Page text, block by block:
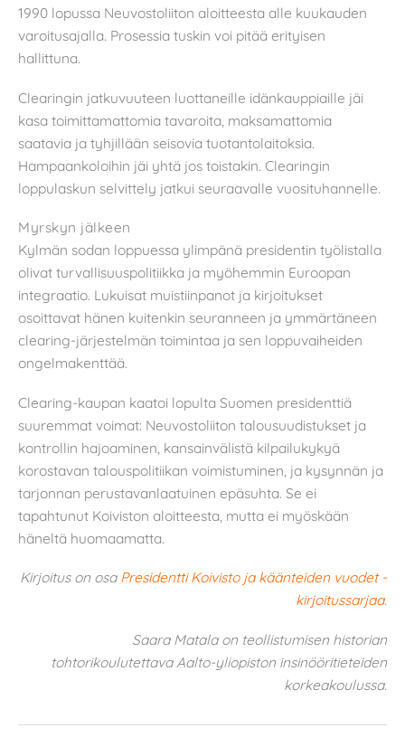
1990 lopussa Neuvostoliiton aloitteesta alle kuukauden
varoitusajalla. Prosessia tuskin voi pitää erityisen
hallittuna.
Clearingin jatkuvuuteen luottaneille idänkauppiaille jäi
kasa toimittamattomia tavaroita, maksamattomia
saatavia ja tyhjillään seisovia tuotantolaitoksia.
Hampaankoloihin jäi yhtä jos toistakin. Clearingin
loppulaskun selvittely jatkui seuraavalle vuosituhannelle.
Myrskyn jälkeen
Kylmän sodan loppuessa ylimpänä presidentin työlistalla
olivat turvallisuuspolitiikka ja myöhemmin Euroopan
integraatio. Lukuisat muistiinpanot ja kirjoitukset
osoittavat hänen kuitenkin seuranneen ja ymmärtäneen
clearing-järjestelmän toimintaa ja sen loppuvaiheiden
ongelmakenttää.
Clearing-kaupan kaatoi lopulta Suomen presidenttiä
suuremmat voimat: Neuvostoliiton talousuudistukset ja
kontrollin hajoaminen, kansainvälistä kilpailukykyä
korostavan talouspolitiikan voimistuminen, ja kysynnän ja
tarjonnan perustavanlaatuinen epäsuhta. Se ei
tapahtunut Koiviston aloitteesta, mutta ei myöskään
häneltä huomaamatta.
Kirjoitus on osa Presidentti Koivisto ja käänteiden vuodet -
kirjoitussarjaa.
Saara Matala on teollistumisen historian
tohtorikoulutettava Aalto-yliopiston insinööritieteiden
korkeakoulussa.